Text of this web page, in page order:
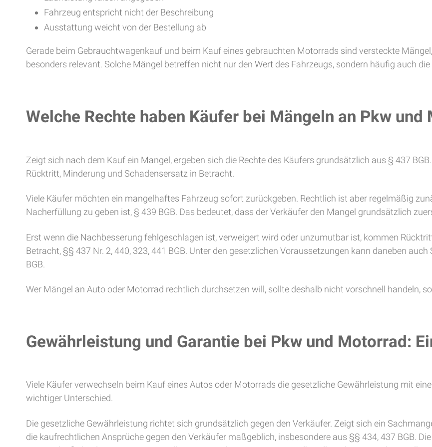
Fahrzeug entspricht nicht der Beschreibung
Ausstattung weicht von der Bestellung ab
Gerade beim Gebrauchtwagenkauf und beim Kauf eines gebrauchten Motorrads sind versteckte
besonders relevant. Solche Mängel betreffen nicht nur den Wert des Fahrzeugs, sondern häufig auch
Welche Rechte haben Käufer bei Mängeln an Pkw und
Zeigt sich nach dem Kauf ein Mangel, ergeben sich die Rechte des Käufers grundsätzlich aus § 437
Rücktritt, Minderung und Schadensersatz in Betracht.
Viele Käufer möchten ein mangelhaftes Fahrzeug sofort zurückgeben. Rechtlich ist aber regelmäßig
Nacherfüllung zu geben ist, § 439 BGB. Das bedeutet, dass der Verkäufer den Mangel grundsätzlich
Erst wenn die Nachbesserung fehlgeschlagen ist, verweigert wird oder unzumutbar ist, kommen
Betracht, §§ 437 Nr. 2, 440, 323, 441 BGB. Unter den gesetzlichen Voraussetzungen kann daneben
BGB.
Wer Mängel an Auto oder Motorrad rechtlich durchsetzen will, sollte deshalb nicht vorschnell handeln,
Gewährleistung und Garantie bei Pkw und Motorrad:
Viele Käufer verwechseln beim Kauf eines Autos oder Motorrads die gesetzliche Gewährleistung mit
wichtiger Unterschied.
Die gesetzliche Gewährleistung richtet sich grundsätzlich gegen den Verkäufer. Zeigt sich ein
die kaufrechtlichen Ansprüche gegen den Verkäufer maßgeblich, insbesondere aus §§ 434, 437 BGB.